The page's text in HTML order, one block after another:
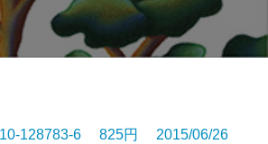
128783-6 825円 2015/06/26